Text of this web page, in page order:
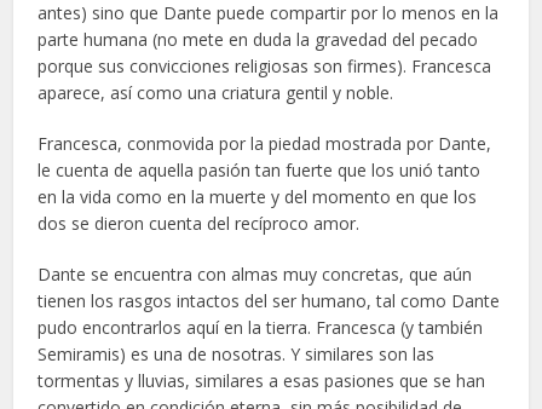
antes) sino que Dante puede compartir por lo menos en la
parte humana (no mete en duda la gravedad del pecado
porque sus convicciones religiosas son firmes). Francesca
aparece, así como una criatura gentil y noble.
Francesca, conmovida por la piedad mostrada por Dante,
le cuenta de aquella pasión tan fuerte que los unió tanto
en la vida como en la muerte y del momento en que los
dos se dieron cuenta del recíproco amor.
Dante se encuentra con almas muy concretas, que aún
tienen los rasgos intactos del ser humano, tal como Dante
pudo encontrarlos aquí en la tierra. Francesca (y también
Semiramis) es una de nosotras. Y similares son las
tormentas y lluvias, similares a esas pasiones que se han